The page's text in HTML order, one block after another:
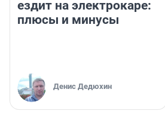
ездит на электрокаре:
плюсы и минусы
Денис Дедюхин